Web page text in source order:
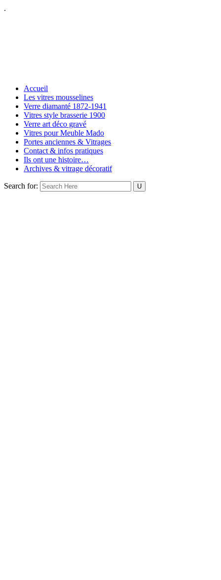
.
Accueil
Les vitres mousselines
Verre diamanté 1872-1941
Vitres style brasserie 1900
Verre art déco gravé
Vitres pour Meuble Mado
Portes anciennes & Vitrages
Contact & infos pratiques
Ils ont une histoire…
Archives & vitrage décoratif
Search for: